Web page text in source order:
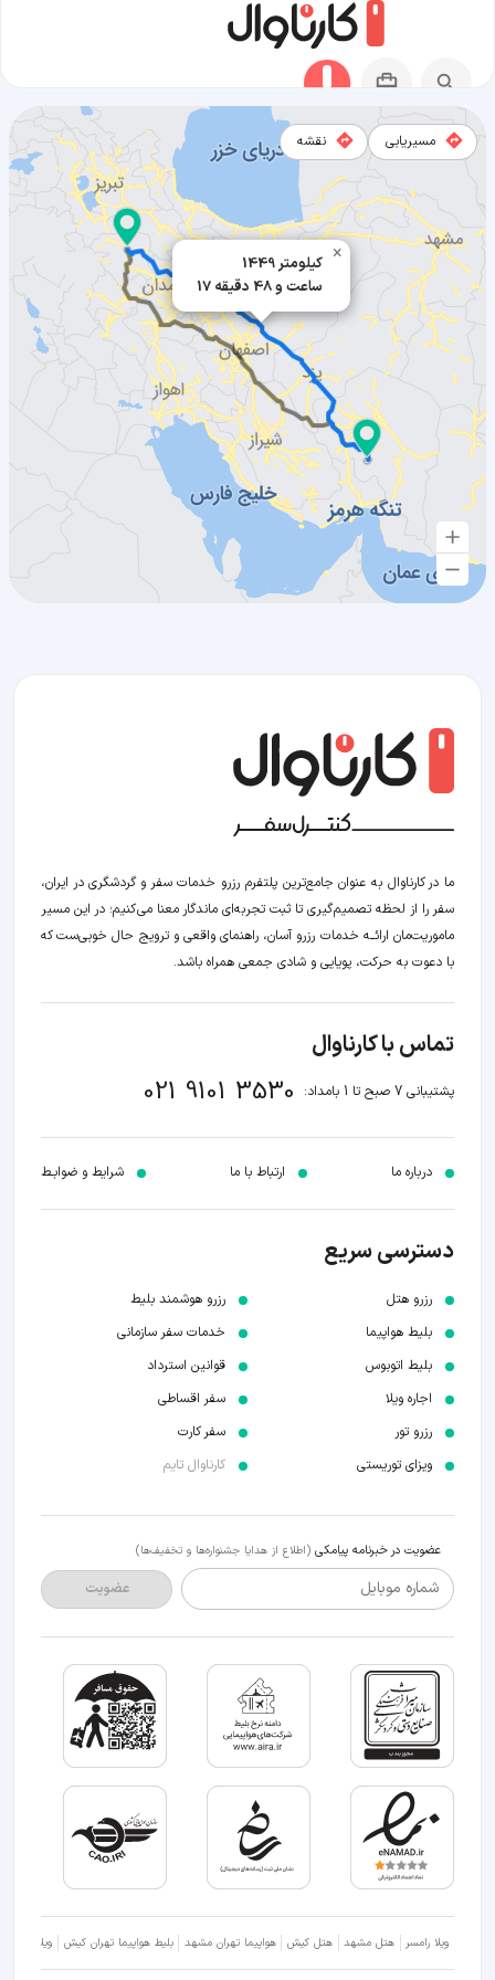
1449 کیلومتر
17 ساعت و 48 دقیقه
×
مسیریابی نقشه
مسیر دیواندره به بافت
ما در کارناوال به عنوان جامع‌ترین پلتفرم رزرو خدمات سفر و گردشگری در ایران،
سفر را از لحظه‌ تصمیم‌گیری تا ثبت تجربه‌ای ماندگار معنا می‌کنیم؛ در این مسیر‍
ماموریت‌مان اراﺋــﻪ خدمات رزرو آسان، راهنمای واقعی و ترویج حال خوبی‌ست که
با دعوت به حرکت، پویایی و شادی جمعی همراه باشد.
تماس با کارناوال
پشتیبانی 7 صبح تا 1 بامداد: 021 9101 3530
درباره ما ارتباط با ما شرایط و ضوابـط
دسترسی سریع
رزرو هتل
بلیط هواپیما
بلیط اتوبوس
اجاره ویلا
رزرو تور
ویزای توریستی
رزرو هوشمند بلیط
خدمات سفر سازمانی
قوانین استرداد
سفر اقساطی
سفر کارت
کارناوال تایم
عضویت در خبرنامه پیامکی (اطلاع از هدایا جشنواره‌ها و تخفیف‌ها)
شماره موبایل عضویت
ویلا رامسر هتل مشهد هتل کیش هواپیما تهران مشهد بلیط هواپیما تهران کیش ویلا شمال